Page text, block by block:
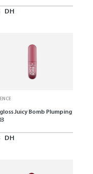
DH
Juicy Bomb Plumping
DH